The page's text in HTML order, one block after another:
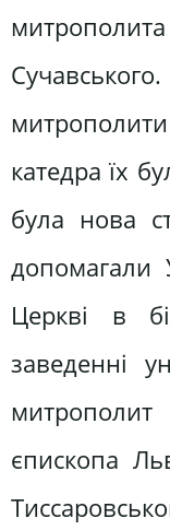
катедра їх
була нова
допомагали
Церкві в
заведенні
єпископа